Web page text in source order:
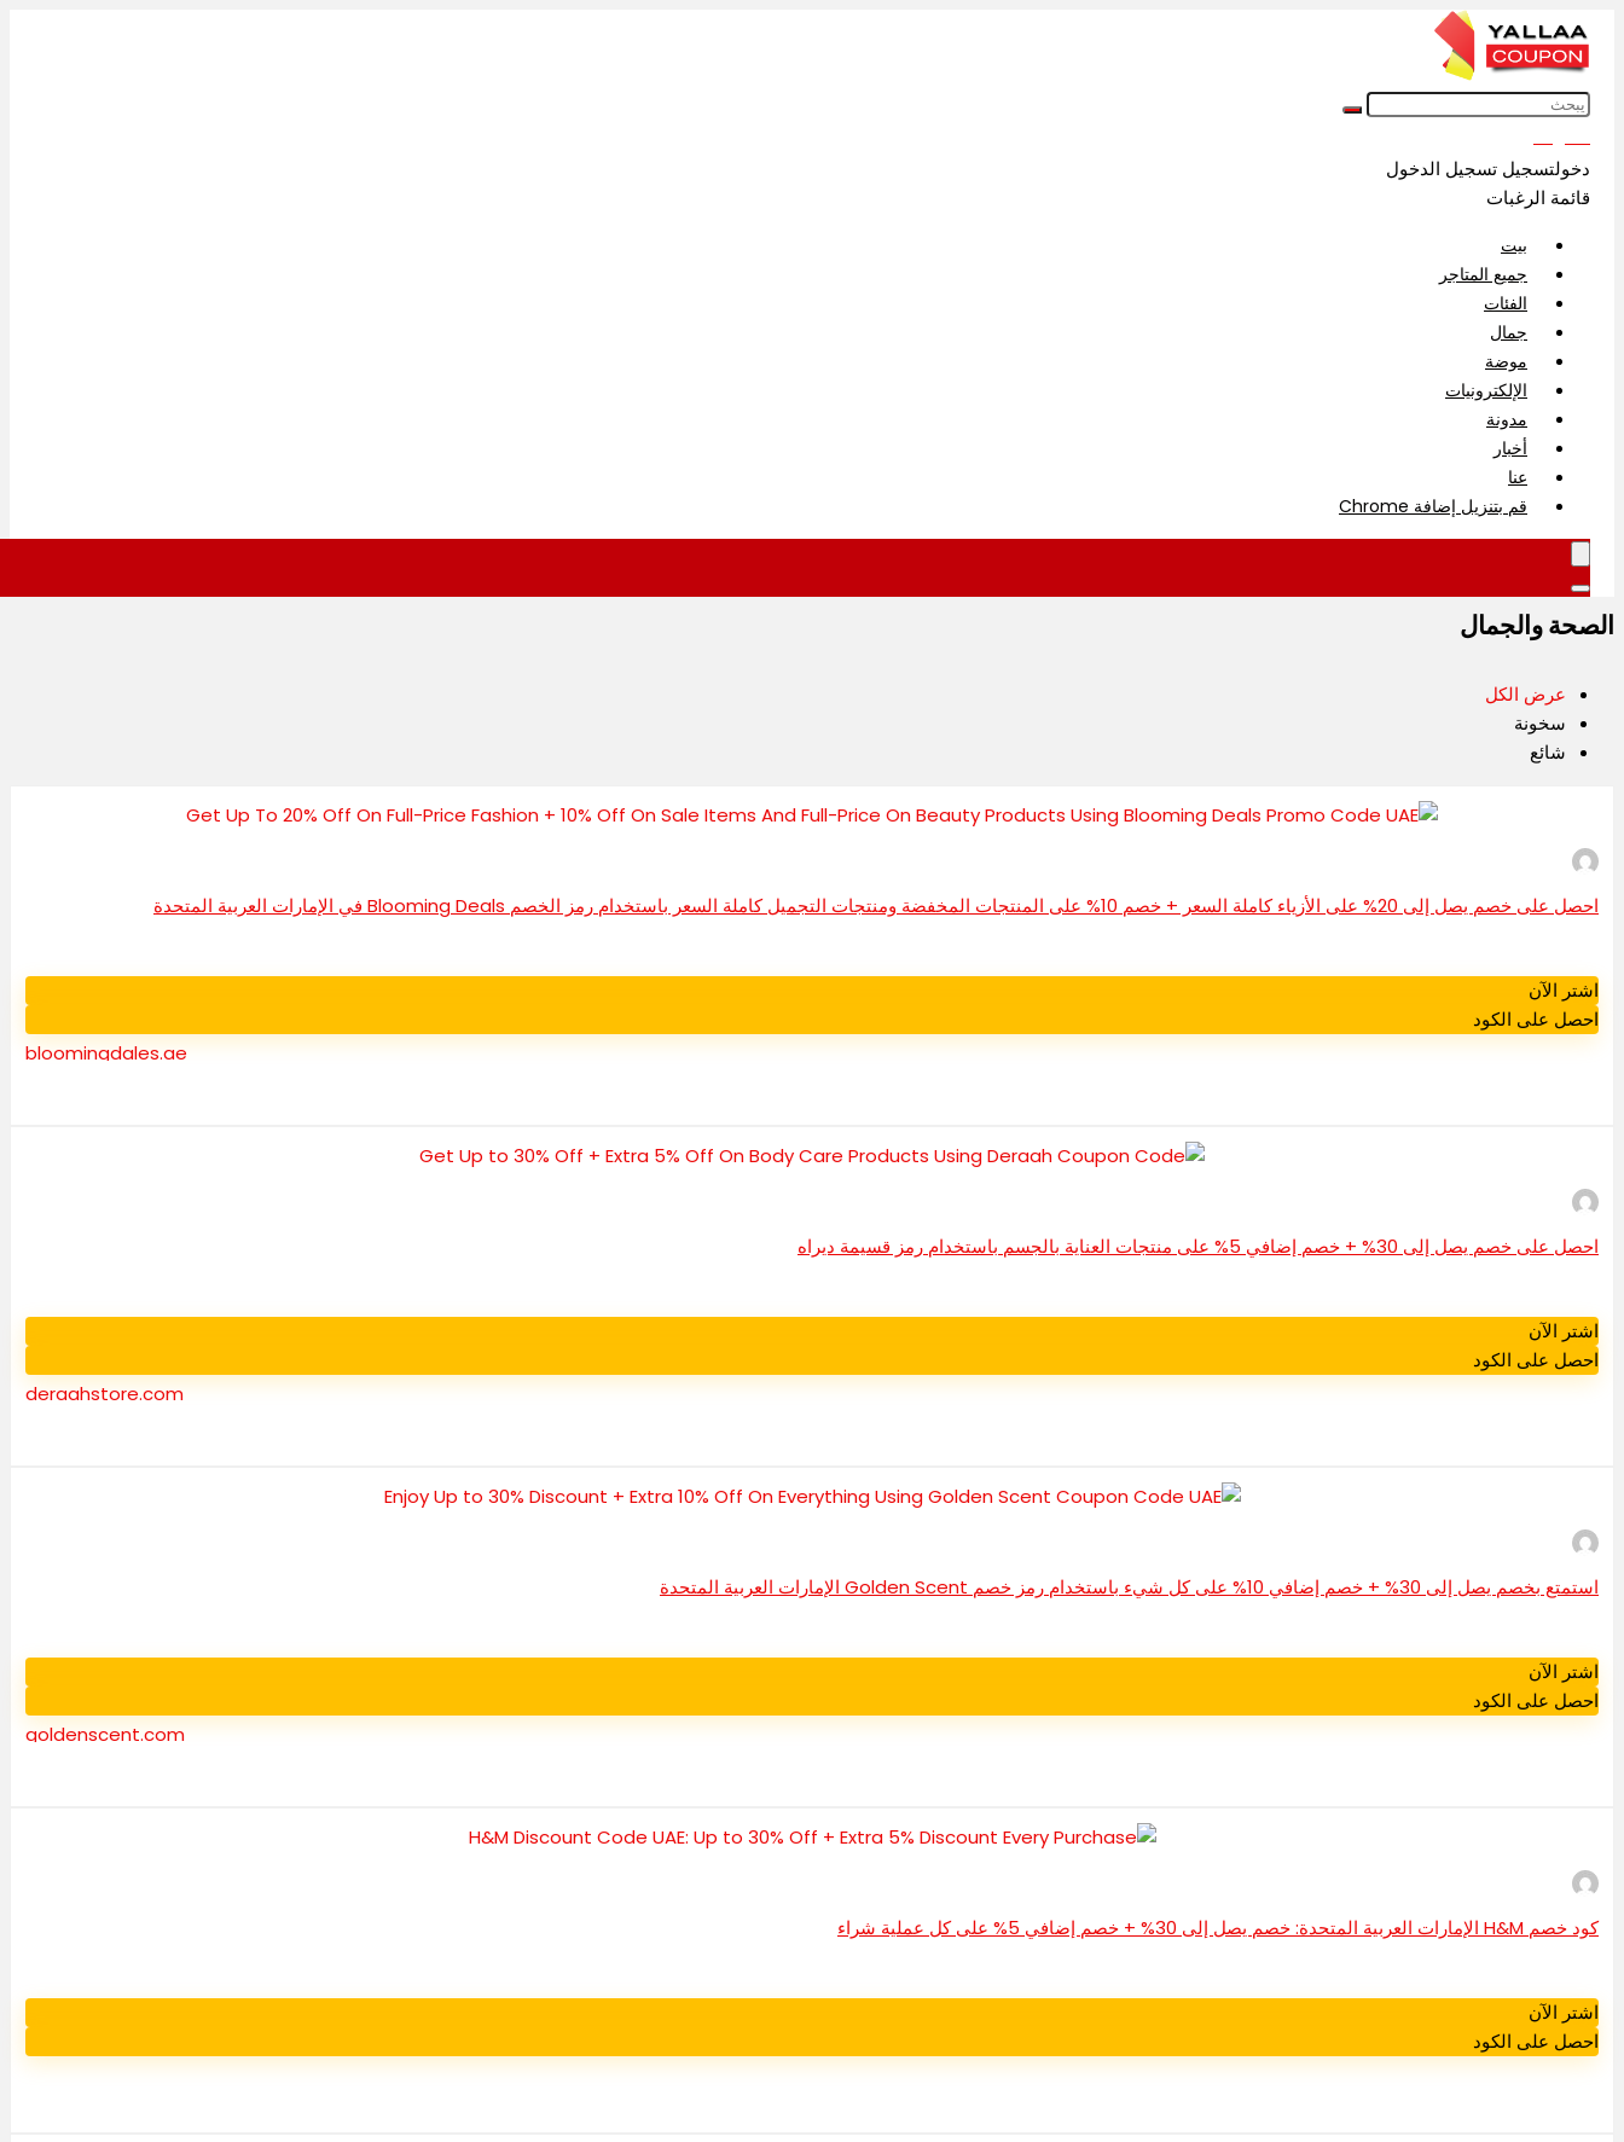
دخولتسجيل تسجيل الدخول
قائمة الرغبات
بيت
جميع المتاجر
الفئات
جمال
موضة
الإلكترونيات
مدونة
أخبار
عنا
قم بتنزيل إضافة Chrome
الصحة والجمال
عرض الكل
سخونة
شائع
احصل على خصم يصل إلى 20% على الأزياء كاملة السعر + خصم 10% على المنتجات المخفضة ومنتجات التجميل كاملة السعر باستخدام رمز الخصم Blooming Deals في الإمارات العربية المتحدة
اشتر الآن
احصل على الكود
bloomingdales.ae
احصل على خصم يصل إلى 30% + خصم إضافي 5% على منتجات العناية بالجسم باستخدام رمز قسيمة ديراه
اشتر الآن
احصل على الكود
deraahstore.com
استمتع بخصم يصل إلى 30% + خصم إضافي 10% على كل شيء باستخدام رمز خصم Golden Scent الإمارات العربية المتحدة
اشتر الآن
احصل على الكود
goldenscent.com
كود خصم H&M الإمارات العربية المتحدة: خصم يصل إلى 30% + خصم إضافي 5% على كل عملية شراء
اشتر الآن
احصل على الكود